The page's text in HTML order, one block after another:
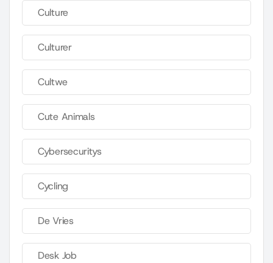
Culture
Culturer
Cultwe
Cute Animals
Cybersecuritys
Cycling
De Vries
Desk Job